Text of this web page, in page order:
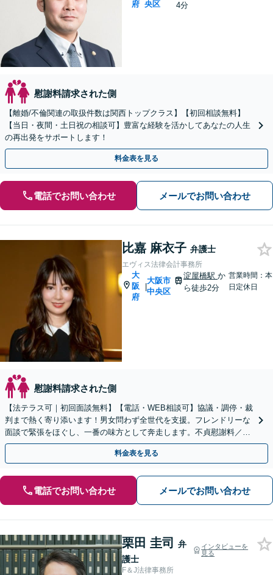
府 央区
4分
慰謝料請求された側
【離婚/不倫関連の取扱件数は関西トップクラス】【初回相談無料】
【当日・夜間・土日祝の相談可】豊富な経験を活かしてあなたの人生
の再出発をサポートします！
料金表を見る
電話でお問い合わせ メールでお問い合わせ
比嘉 麻衣子 弁護士
エヴィス法律会計事務所
大
阪
府
|
大阪市
中央区
淀屋橋駅か
ら徒歩2分
営業時間：本
日定休日
慰謝料請求された側
【法テラス可｜初回面談無料】【電話・WEB相談可】協議・調停・裁
判まで熱く寄り添います！男女問わず全世代を支援。フレンドリーな
面談で緊張をほぐし、一番の味方として奔走します。不貞慰謝料／請
求したい・された両方対応【税理士と連携】【休日対応】
料金表を見る
電話でお問い合わせ メールでお問い合わせ
栗田 圭司
弁
護士
インタビューを
見る
F＆J法律事務所